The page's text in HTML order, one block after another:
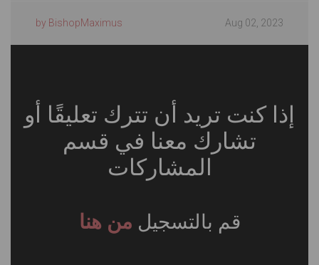
Aug 02, 2023
by BishopMaximus
إذا كنت تريد أن تترك تعليقًا أو
تشارك معنا في قسم
المشاركات
قم بالتسجيل من هنا